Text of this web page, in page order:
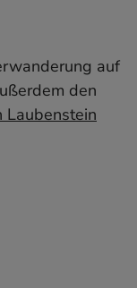
auf
den
Laubenstein